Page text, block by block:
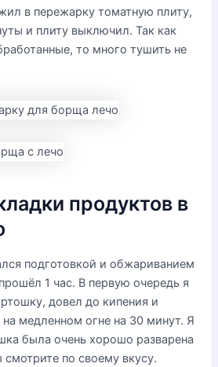
в пережарку томатную плиту,
и плиту выключил. Так как
то много тушить не
продуктов в
подготовкой и обжариванием
1 час. В первую очередь я
довел до кипения и
на медленном огне на 30 минут. Я
была очень хорошо разварена
по своему вкусу.